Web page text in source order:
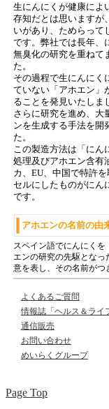
生にんにくが健康によ
存知だとは思いますが
いがあり、ためらって
です。弊社では長年、
無臭化の研究を重ねて
た。
その過程で生にんにく
ていない「アホエン」
ることを発見いたしま
さらに研究を進め、大
ンを生成する手法を開
た。
この製造方法は「にん
処理及びアホエン含有
カ、EU、中国で特許
セルにしたものがにん
です。
アホエンの名前の由
スペイン語でにんにく
エンの研究の先駆とな
意を表し、その名前がつ
よくあるご質問
情報誌「ヘルス＆ライ
通信販売
お問い合わせ
めいらくグループ
Page Top